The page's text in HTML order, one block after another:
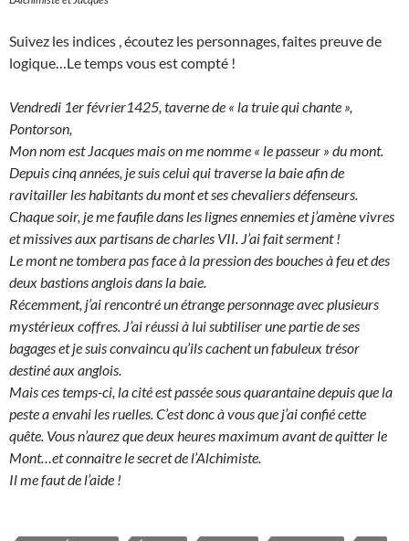
Suivez les indices , écoutez les personnages, faites preuve de
logique…Le temps vous est compté !
Vendredi 1er février1425, taverne de « la truie qui chante »,
Pontorson,
Mon nom est Jacques mais on me nomme « le passeur » du mont.
Depuis cinq années, je suis celui qui traverse la baie afin de
ravitailler les habitants du mont et ses chevaliers défenseurs.
Chaque soir, je me faufile dans les lignes ennemies et j’amène vivres
et missives aux partisans de charles VII. J’ai fait serment !
Le mont ne tombera pas face à la pression des bouches à feu et des
deux bastions anglois dans la baie.
Récemment, j’ai rencontré un étrange personnage avec plusieurs
mystérieux coffres. J’ai réussi à lui subtiliser une partie de ses
bagages et je suis convaincu qu’ils cachent un fabuleux trésor
destiné aux anglois.
Mais ces temps-ci, la cité est passée sous quarantaine depuis que la
peste a envahi les ruelles. C’est donc à vous que j’ai confié cette
quête. Vous n’aurez que deux heures maximum avant de quitter le
Mont…et connaitre le secret de l’Alchimiste.
Il me faut de l’aide !